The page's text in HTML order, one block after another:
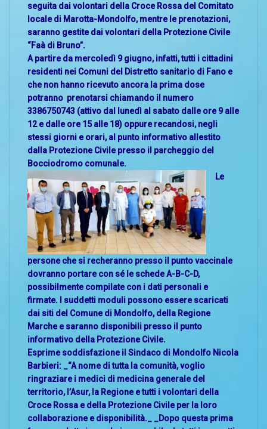
seguita dai volontari della Croce Rossa del Comitato
locale di Marotta-Mondolfo, mentre le prenotazioni,
saranno gestite dai volontari della Protezione Civile
“Faà di Bruno”.
A partire da mercoledì 9 giugno, infatti, tutti i cittadini
residenti nei Comuni del Distretto sanitario di Fano e
che non hanno ricevuto ancora la prima dose
potranno prenotarsi chiamando il numero
3386750743 (attivo dal lunedì al sabato dalle ore 9 alle
12 e dalle ore 15 alle 18) oppure recandosi, negli
stessi giorni e orari, al punto informativo allestito
dalla Protezione Civile presso il parcheggio del
Bocciodromo comunale.
Le
persone che si recheranno presso il punto vaccinale
dovranno portare con sé le schede A-B-C-D,
possibilmente compilate con i dati personali e
firmate. I suddetti moduli possono essere scaricati
dai siti del Comune di Mondolfo, della Regione
Marche e saranno disponibili presso il punto
informativo della Protezione Civile.
Esprime soddisfazione il Sindaco di Mondolfo Nicola
Barbieri: _“A nome di tutta la comunità, voglio
ringraziare i medici di medicina generale del
territorio, l’Asur, la Regione e tutti i volontari della
Croce Rossa e della Protezione Civile per la loro
collaborazione e disponibilità._ _Dopo questa prima